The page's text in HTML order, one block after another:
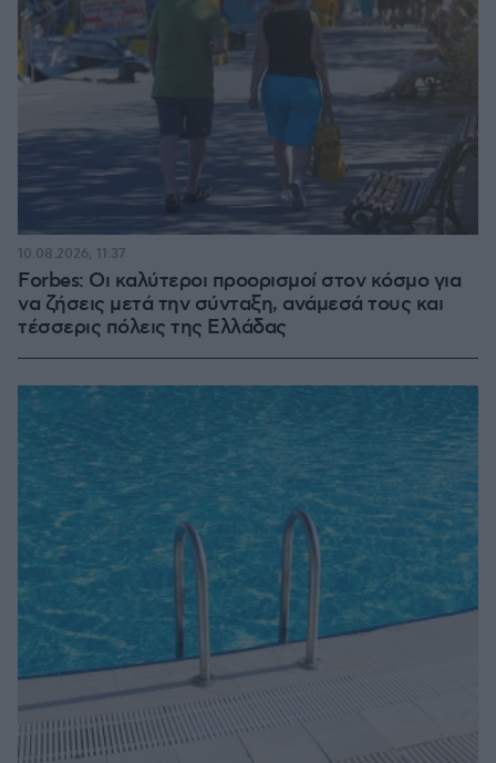
Forbes: Οι καλύτεροι προορισμοί στον κόσμο για
να ζήσεις μετά την σύνταξη, ανάμεσά τους και
τέσσερις πόλεις της Ελλάδας
10.08.2026, 11:37